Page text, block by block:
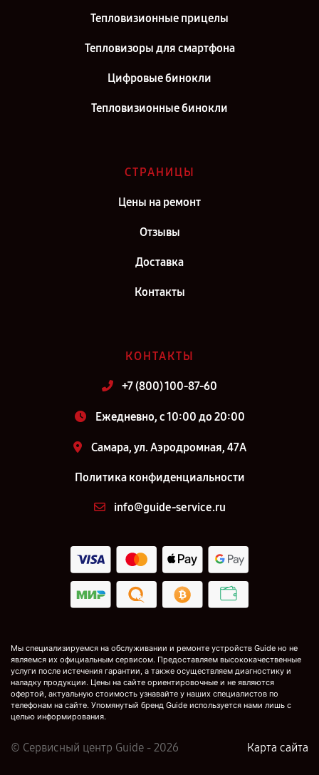
Тепловизионные прицелы
Тепловизоры для смартфона
Цифровые бинокли
Тепловизионные бинокли
СТРАНИЦЫ
Цены на ремонт
Отзывы
Доставка
Контакты
КОНТАКТЫ
+7 (800) 100-87-60
Ежедневно, с 10:00 до 20:00
Самара, ул. Аэродромная, 47А
Политика конфиденциальности
info@guide-service.ru
Мы специализируемся на обслуживании и ремонте устройств Guide но не
являемся их официальным сервисом. Предоставляем высококачественные
услуги после истечения гарантии, а также осуществляем диагностику и
наладку продукции. Цены на сайте ориентировочные и не являются
офертой, актуальную стоимость узнавайте у наших специалистов по
телефонам на сайте. Упомянутый бренд Guide используется нами лишь с
целью информирования.
© Сервисный центр Guide - 2026 Карта сайта